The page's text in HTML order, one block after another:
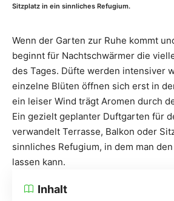
Sitzplatz in ein sinnliches Refugium.
Wenn der Garten zur Ruhe kommt
beginnt für Nachtschwärmer die
des Tages. Düfte werden intensiver
einzelne Blüten öffnen sich erst in
ein leiser Wind trägt Aromen durch
Ein gezielt geplanter Duftgarten für
verwandelt Terrasse, Balkon oder
sinnliches Refugium, in dem man
lassen kann.
Inhalt